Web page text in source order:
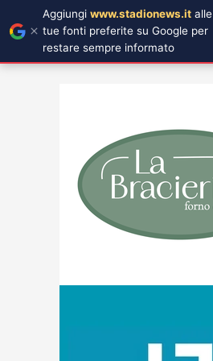
Aggiungi www.stadionews.it alle
tue fonti preferite su Google per
restare sempre informato